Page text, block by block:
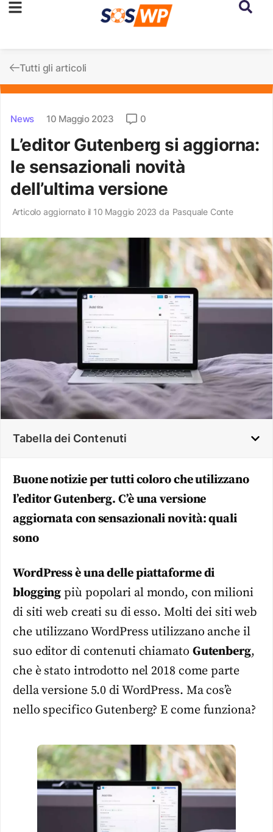
Tutti gli articoli
News 10 Maggio 2023 0
L’editor Gutenberg si aggiorna:
le sensazionali novità
dell’ultima versione
Articolo aggiornato il 10 Maggio 2023 da Pasquale Conte
Tabella dei Contenuti
Buone notizie per tutti coloro che utilizzano
l’editor Gutenberg. C’è una versione
aggiornata con sensazionali novità: quali
sono
WordPress è una delle piattaforme di
blogging più popolari al mondo, con milioni
di siti web creati su di esso. Molti dei siti web
che utilizzano WordPress utilizzano anche il
suo editor di contenuti chiamato Gutenberg,
che è stato introdotto nel 2018 come parte
della versione 5.0 di WordPress. Ma cos’è
nello specifico Gutenberg? E come funziona?